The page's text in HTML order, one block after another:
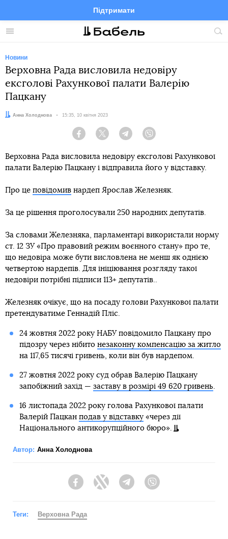
Меню
Підтримати
FacebookTelegramTwitter
Новини
Верховна Рада висловила недовіру
ексголові Рахункової палати Валерію
Пацкану
Автор:
Анна Холоднова Дата:
15:35, 10 квітня 2023
Facebook Twitter Telegram
Верховна Рада висловила недовіру ексголові Рахункової
палати Валерію Пацкану і відправила його у відставку.
Про це повідомив нардеп Ярослав Железняк.
За це рішення проголосували 250 народних депутатів.
За словами Железняка, парламентарі використали норму
ст. 12 ЗУ «Про правовий режим воєнного стану» про те,
що недовіра може бути висловлена не менш як однією
четвертою нардепів. Для ініціювання розгляду такої
недовіри потрібні підписи 113+ депутатів..
Железняк очікує, що на посаду голови Рахункової палати
претендуватиме Геннадій Пліс.
24 жовтня 2022 року НАБУ повідомило Пацкану про
підозру через нібито незаконну компенсацію за житло
на 117,65 тисячі гривень, коли він був нардепом.
27 жовтня 2022 року суд обрав Валерію Пацкану
запобіжний захід — заставу в розмірі 49 620 гривень.
16 листопада 2022 року голова Рахункової палати
Валерій Пацкан подав у відставку«через дії
Національного антикорупційного бюро».
Автор: Анна Холоднова
FacebookTwitter Telegram
Теги: Верховна Рада